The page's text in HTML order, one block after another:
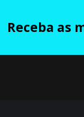
Receba as